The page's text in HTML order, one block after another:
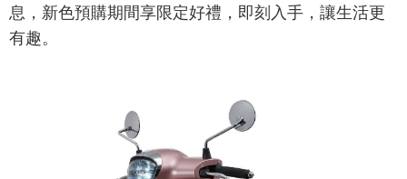
息，新色預購期間享限定好禮，即刻入手，讓生活更
有趣。